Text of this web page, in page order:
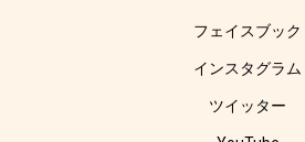
フェイスブック
インスタグラム
ツイッター